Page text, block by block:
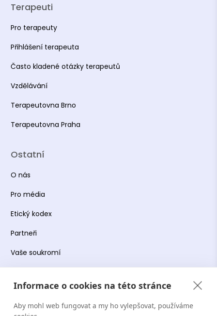
Informace o cookies na této stránce
Aby mohl web fungovat a my ho vylepšovat, používáme
Koordinátor kariérového poradenství pro
ohrožené rizikové a znevýhodněné skupiny
Kouč osobního rozvoje
Asociace terapeutů
Česká asociace pro psychoterapii (ČAP) -
kandidátní členství
Terapeuti
Pro terapeuty
Přihlášení terapeuta
Často kladené otázky terapeutů
Vzdělávání
Terapeutovna Brno
Terapeutovna Praha
Ostatní
O nás
Pro média
Etický kodex
Partneři
Vaše soukromí
Obchodní podmínky
Podmínky používání platformy